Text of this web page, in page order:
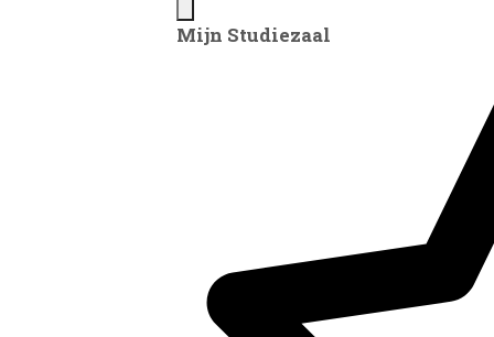
Mijn Studiezaal